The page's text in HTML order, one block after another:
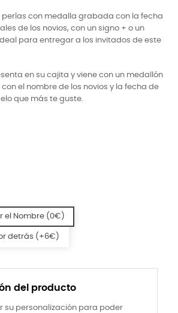
perlas con medalla grabada con la fecha
de los novios, con un signo + o un
para entregar a los invitados de este
en su cajita y viene con un medallón
el nombre de los novios y la fecha de
que más te guste.
del producto
su personalización para poder
el Nombre (0€)
detrás (+6€)